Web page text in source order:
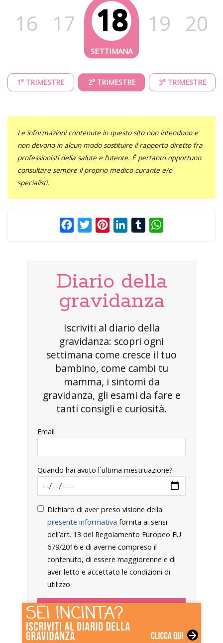
16 17 18 19 20
1° TRIMESTRE 2° TRIMESTRE 3° TRIMESTRE
Le informazioni contenute in questo sito non intendono e
non devono in alcun modo sostituire il rapporto diretto fra
professionisti della salute e l’utente. È pertanto opportuno
consultare sempre il proprio medico curante e/o
specialisti.
FacebookTwitterPinterestLinkedInTumblr
Diario della
gravidanza
Iscriviti al diario della
gravidanza: scopri ogni
settimana come cresce il tuo
bambino, come cambi tu
mamma, i sintomi da
gravidanza, gli esami da fare e
tanti consigli e curiosità.
Email
Quando hai avuto l`ultima mestruazione?
Dichiaro di aver preso visione della
presente informativa fornita ai sensi
dell’art. 13 del Regolamento Europeo EU
679/2016 e di averne compreso il
contenuto, di essere maggiorenne e di
aver letto e accettato le condizioni di
utilizzo